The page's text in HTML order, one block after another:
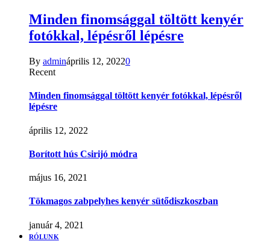
Minden finomsággal töltött kenyér
fotókkal, lépésről lépésre
By admináprilis 12, 20220
Recent
Minden finomsággal töltött kenyér fotókkal, lépésről
lépésre
április 12, 2022
Borított hús Csirijó módra
május 16, 2021
Tökmagos zabpelyhes kenyér sütődiszkoszban
január 4, 2021
RÓLUNK